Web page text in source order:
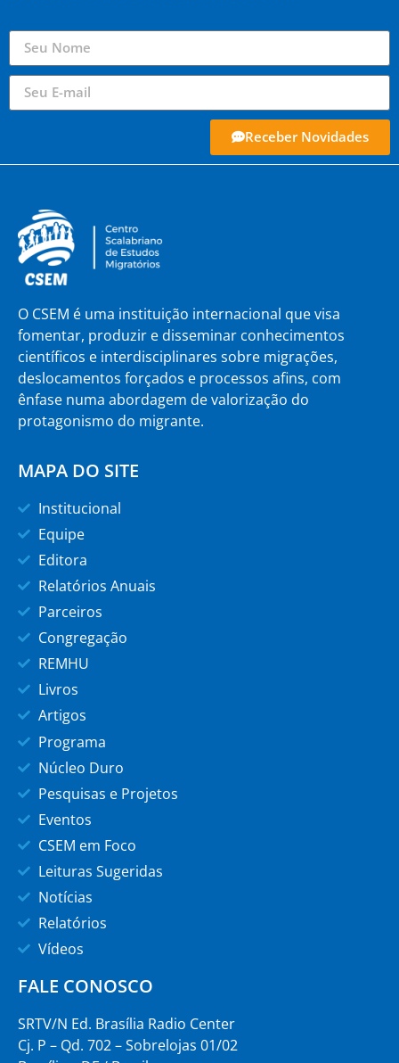
Receber Novidades
O CSEM é uma instituição internacional que visa
fomentar, produzir e disseminar conhecimentos
científicos e interdisciplinares sobre migrações,
deslocamentos forçados e processos afins, com
ênfase numa abordagem de valorização do
protagonismo do migrante.
MAPA DO SITE
Institucional
Equipe
Editora
Relatórios Anuais
Parceiros
Congregação
REMHU
Livros
Artigos
Programa
Núcleo Duro
Pesquisas e Projetos
Eventos
CSEM em Foco
Leituras Sugeridas
Notícias
Relatórios
Vídeos
FALE CONOSCO
SRTV/N Ed. Brasília Radio Center
Cj. P – Qd. 702 – Sobrelojas 01/02